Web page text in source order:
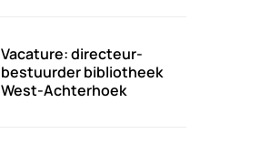
Vacature: directeur-
bestuurder bibliotheek
West-Achterhoek